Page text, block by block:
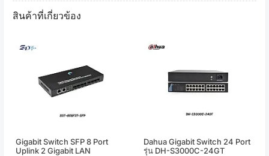
สินค้าที่เกี่ยวข้อง
Gigabit Switch SFP 8 Port
Uplink 2 Gigabit LAN
Dahua Gigabit Switch 24 Port
รุ่น DH-S3000C-24GT